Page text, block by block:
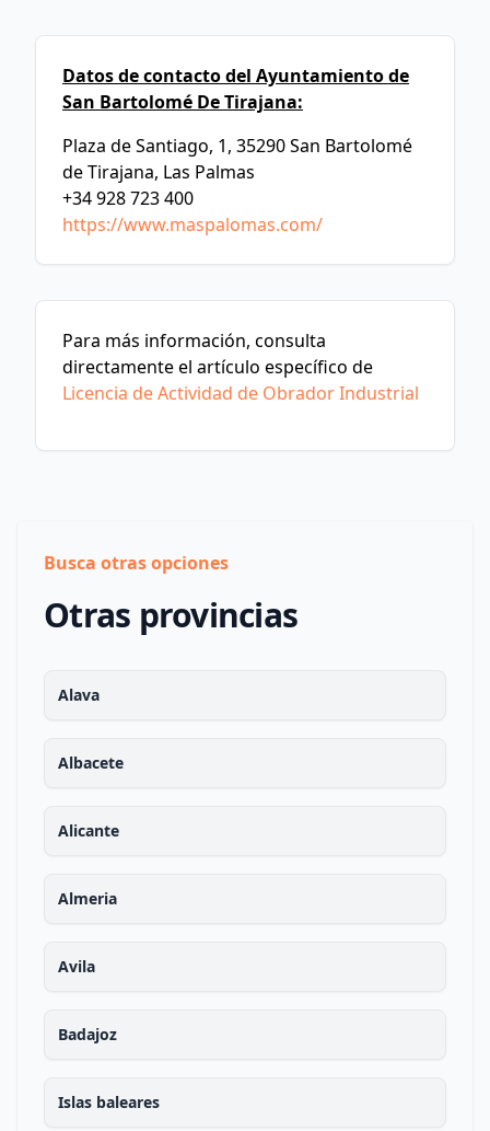
Datos de contacto del Ayuntamiento de
San Bartolomé De Tirajana:
Plaza de Santiago, 1, 35290 San Bartolomé
de Tirajana, Las Palmas
+34 928 723 400
https://www.maspalomas.com/
Para más información, consulta
directamente el artículo específico de
Licencia de Actividad de Obrador Industrial
Busca otras opciones
Otras provincias
Alava
Albacete
Alicante
Almeria
Avila
Badajoz
Islas baleares